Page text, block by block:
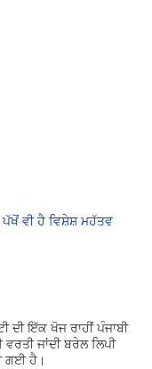
ਪੱਖੋਂ ਵੀ ਹੈ ਵਿਸ਼ੇਸ਼ ਮਹੱਤਵ
ਦੀ ਇੱਕ ਖੋਜ ਰਾਹੀਂ ਪੰਜਾਬੀ
ਜਾਂਦੀ ਬਰੇਲ ਲਿਪੀ
ਗਈ ਹੈ।